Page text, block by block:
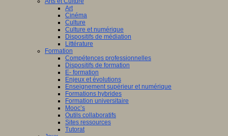
Art
Cinéma
Culture
Culture et numérique
Dispositifs de médiation
Littérature
Formation
Compétences professionnelles
Dispositifs de formation
E- formation
Enjeux et évolutions
Enseignement supérieur et numérique
Formations hybrides
Formation universitaire
Mooc’s
Outils collaboratifs
Sites ressources
Tutorat